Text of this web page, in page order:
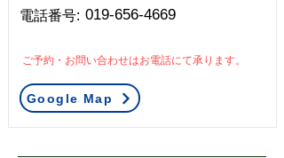
​電話番号: 019-656-4669
ご予約・お問い合わせはお電話にて承ります。
Google Map